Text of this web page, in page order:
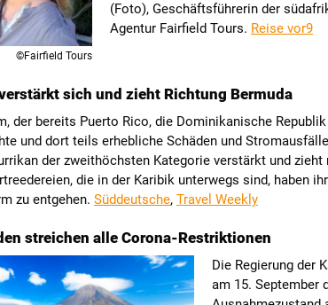
©Fairfield Tours
(Foto), Geschäftsführerin der
Agentur Fairfield Tours. Reise vor9
sich und zieht Richtung Bermuda
der bereits Puerto Rico, die Dominikanische
und dort teils erhebliche Schäden und
der zweithöchsten Kategorie verstärkt und zieht
die in der Karibik unterwegs sind, haben
zu entgehen. Süddeutsche, Travel Weekly
streichen alle Corona-Restriktionen
Die Regierung der
am 15. September